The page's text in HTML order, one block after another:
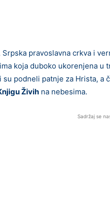
Srpska pravoslavna crkva i
koja duboko ukorenjena u
su podneli patnje za Hrista, a
Živih na nebesima.
Sadržaj se